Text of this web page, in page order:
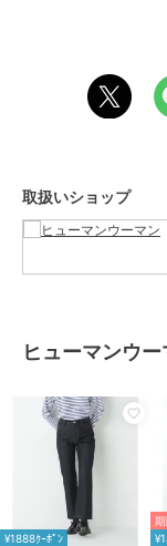
取扱いショップ
ヒューマンウ
¥1888ｸｰﾎﾟﾝ